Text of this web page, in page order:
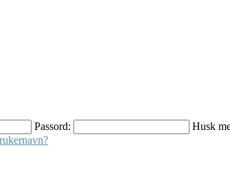
Passord:
Husk